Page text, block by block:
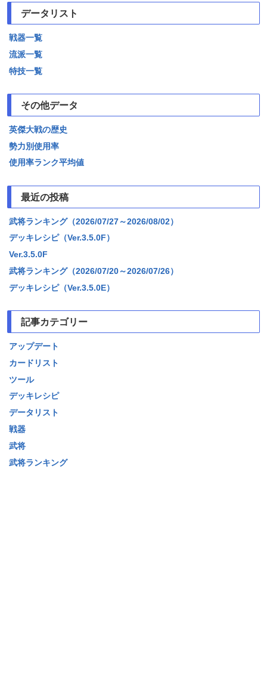
データリスト
戦器一覧
流派一覧
特技一覧
その他データ
英傑大戦の歴史
勢力別使用率
使用率ランク平均値
最近の投稿
武将ランキング（2026/07/27～2026/08/02）
デッキレシピ（Ver.3.5.0F）
Ver.3.5.0F
武将ランキング（2026/07/20～2026/07/26）
デッキレシピ（Ver.3.5.0E）
記事カテゴリー
アップデート
カードリスト
ツール
デッキレシピ
データリスト
戦器
武将
武将ランキング